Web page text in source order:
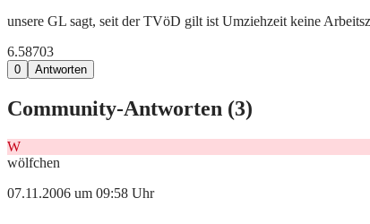
unsere GL sagt, seit der TVöD gilt ist Umziehzeit keine
6.58703
0 Antworten
Community-Antworten (3)
W
wölfchen
07.11.2006 um 09:58 Uhr